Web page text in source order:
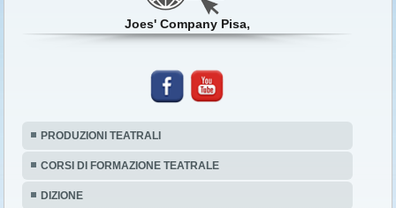
Joes' Company Pisa,
PRODUZIONI TEATRALI
CORSI DI FORMAZIONE TEATRALE
DIZIONE